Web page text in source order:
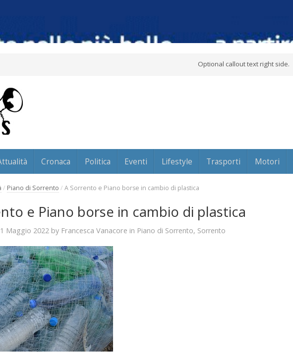
Optional callout text right side.
Cronaca Politica Eventi Lifestyle Trasporti Motori
/ Piano di Sorrento / A Sorrento e Piano borse in cambio di plastica
e Piano borse in cambio di plastica
Maggio 2022 by Francesca Vanacore in Piano di Sorrento, Sorrento